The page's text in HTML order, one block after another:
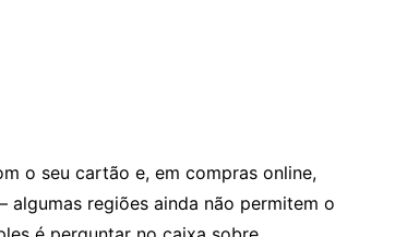
o seu cartão e, em compras online,
regiões ainda não permitem o